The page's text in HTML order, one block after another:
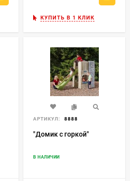
КУПИТЬ В 1 КЛИК
АРТИКУЛ: 8888
"Домик с горкой"
В НАЛИЧИИ